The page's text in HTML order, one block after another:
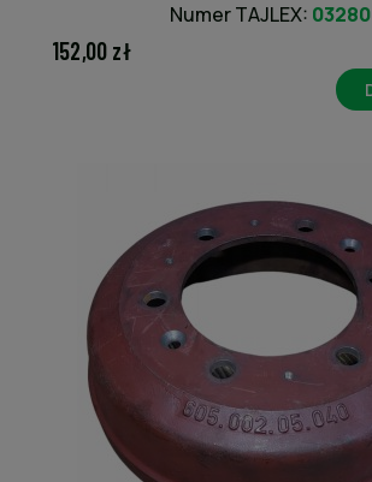
Numer TAJLEX: 03280
152,00 zł